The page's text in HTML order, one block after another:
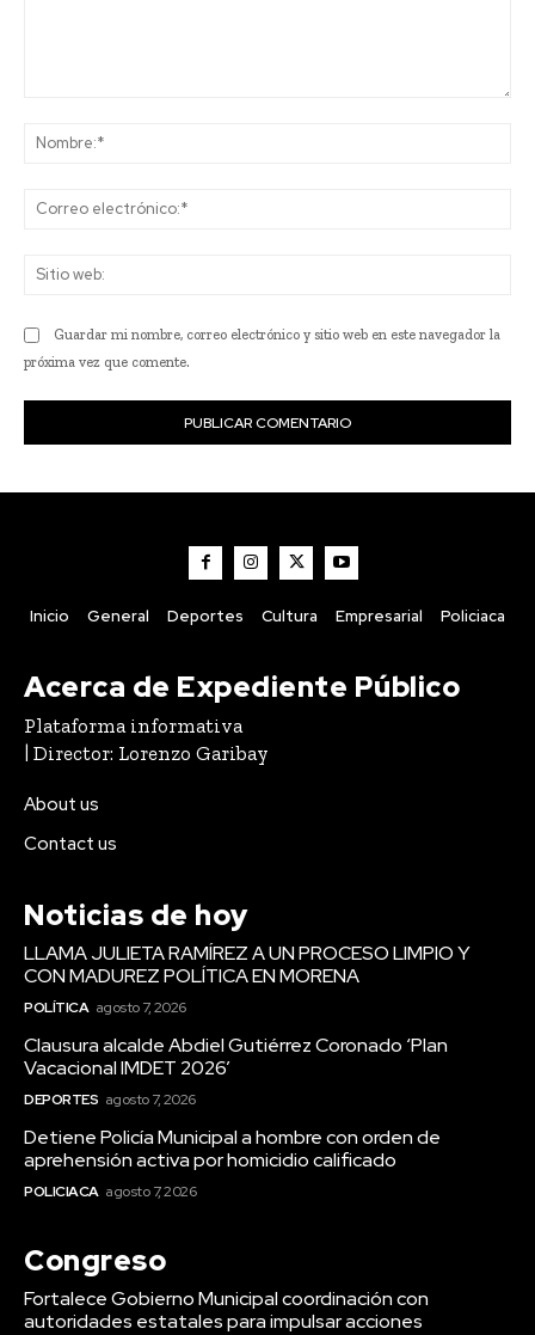
Guardar mi nombre, correo electrónico y sitio web en este navegador la
próxima vez que comente.
Inicio General Deportes Cultura Empresarial Policiaca
Acerca de Expediente Público
Plataforma informativa
| Director: Lorenzo Garibay
About us
Contact us
Noticias de hoy
LLAMA JULIETA RAMÍREZ A UN PROCESO LIMPIO Y
CON MADUREZ POLÍTICA EN MORENA
POLÍTICA agosto 7, 2026
Clausura alcalde Abdiel Gutiérrez Coronado ‘Plan
Vacacional IMDET 2026’
DEPORTES agosto 7, 2026
Detiene Policía Municipal a hombre con orden de
aprehensión activa por homicidio calificado
POLICIACA agosto 7, 2026
Congreso
Fortalece Gobierno Municipal coordinación con
autoridades estatales para impulsar acciones